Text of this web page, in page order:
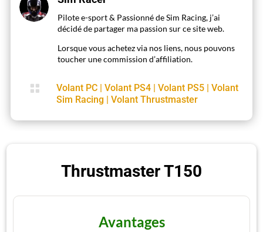
Pilote e-sport & Passionné de Sim Racing, j’ai
décidé de partager ma passion sur ce site web.
Lorsque vous achetez via nos liens, nous pouvons
toucher une commission d’affiliation.
 Volant PC | Volant PS4 | Volant PS5 | Volant
Sim Racing | Volant Thrustmaster
Thrustmaster T150
Avantages